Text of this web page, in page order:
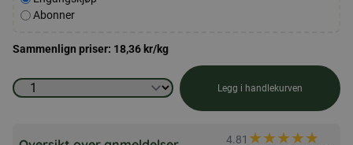
kjøpstype
Abonner
Sammenlign priser: 18,36 kr/kg
Hønsefôrstrø
Legg i handlekurven
4.81 ★★★★★
★